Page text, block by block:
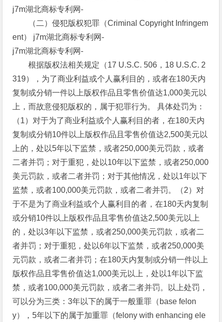
j7m湖北商标专利网-
（二）侵犯版权犯罪（Criminal Copyright Infringem
ent） j7m湖北商标专利网-
j7m湖北商标专利网-
根据版权法相关规定（17 U.S.C. 506，18 U.S.C. 2
319），为了商业利益或个人赢利目的，或者在180天内
复制或分销一件以上版权作品且零售价值达1,000美元以
上，而故意侵犯版权的，属于犯罪行为。 具体处罚为：
（1）对于为了商业利益或个人赢利目的者，在180天内
复制或分销10件以上版权作品且零售价值达2,500美元以
上的，处以5年以下监禁，或者250,000美元罚款，或者
二者并罚；对于重犯，处以10年以下监禁，或者250,000
美元罚款，或者二者并罚；对于其他情况，处以1年以下
监禁，或者100,000美元罚款，或者二者并罚。（2）对
于不是为了商业利益或个人赢利目的者，在180天内复制
或分销10件以上版权作品且零售价值达2,500美元以上
的，处以3年以下监禁，或者250,000美元罚款，或者二
者并罚；对于重犯，处以6年以下监禁，或者250,000美
元罚款，或者二者并罚；在180天内复制或分销一件以上
版权作品且零售价值达1,000美元以上，处以1年以下监
禁，或者100,000美元罚款，或者二者并罚。以上处罚，
可以分为三类：3年以下的属于一般重罪（base felon
y），5年以下的属于加重罪（felony with enhancing ele